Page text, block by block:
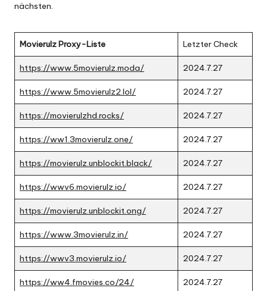
nächsten.
Movierulz Proxy-Liste Letzter Check
https://www.5movierulz.moda/ 2024.7.27
https://www.5movierulz2.lol/ 2024.7.27
https://movierulzhd.rocks/ 2024.7.27
https://ww1.3movierulz.one/ 2024.7.27
https://movierulz.unblockit.black/ 2024.7.27
https://wwv6.movierulz.io/ 2024.7.27
https://movierulz.unblockit.ong/ 2024.7.27
https://www.3movierulz.in/ 2024.7.27
https://wwv3.movierulz.io/ 2024.7.27
https://ww4.fmovies.co/24/ 2024.7.27